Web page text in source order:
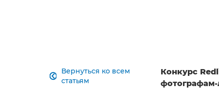
Вернуться ко всем
статьям

Конкурс